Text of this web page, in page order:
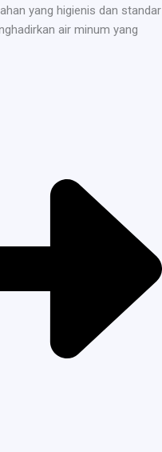
yang higienis dan standar
air minum yang